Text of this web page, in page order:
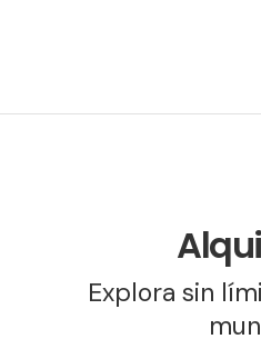
Explora sin